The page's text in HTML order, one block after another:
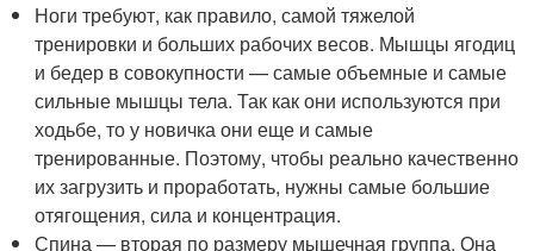
Ноги требуют, как правило, самой тяжелой
тренировки и больших рабочих весов. Мышцы ягодиц
и бедер в совокупности — самые объемные и самые
сильные мышцы тела. Так как они используются при
ходьбе, то у новичка они еще и самые
тренированные. Поэтому, чтобы реально качественно
их загрузить и проработать, нужны самые большие
отягощения, сила и концентрация.
Спина — вторая по размеру мышечная группа. Она